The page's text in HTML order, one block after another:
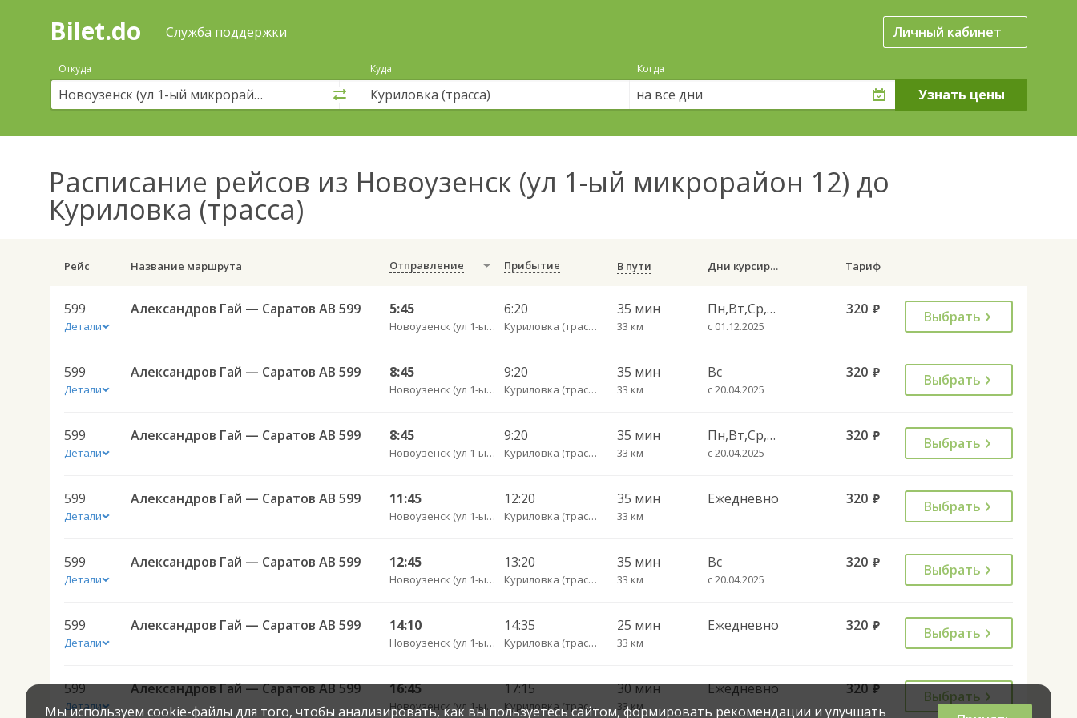
Поиск
покупка
билетов
автобус
онлайн
Bilet.do Служба поддержки Личный кабинет
Откуда Куда Когда
на все дни
Расписание рейсов из Новоузенск (ул 1-ый микрорайон 12) до
Куриловка (трасса)
Рейс Название маршрута Отправление Прибытие В пути Дни курсирования Тариф
599
Детали
Александров Гай — Саратов АВ 599 5:45
Новоузенск (ул 1-ый микрорайон 12)
6:20
Куриловка (трасса)
35 мин
33 км
Пн,Вт,Ср,Чт,Пт,Сб
с 01.12.2025
320 руб. Выбрать
599
Детали
Александров Гай — Саратов АВ 599 8:45
Новоузенск (ул 1-ый микрорайон 12)
9:20
Куриловка (трасса)
35 мин
33 км
Вс
с 20.04.2025
320 руб. Выбрать
599
Детали
Александров Гай — Саратов АВ 599 8:45
Новоузенск (ул 1-ый микрорайон 12)
9:20
Куриловка (трасса)
35 мин
33 км
Пн,Вт,Ср,Чт,Пт,Сб
с 20.04.2025
320 руб. Выбрать
599
Детали
Александров Гай — Саратов АВ 599 11:45
Новоузенск (ул 1-ый микрорайон 12)
12:20
Куриловка (трасса)
35 мин
33 км
Ежедневно 320 руб. Выбрать
599
Детали
Александров Гай — Саратов АВ 599 12:45
Новоузенск (ул 1-ый микрорайон 12)
13:20
Куриловка (трасса)
35 мин
33 км
Вс
с 20.04.2025
320 руб. Выбрать
599
Детали
Александров Гай — Саратов АВ 599 14:10
Новоузенск (ул 1-ый микрорайон 12)
14:35
Куриловка (трасса)
25 мин
33 км
Ежедневно 320 руб. Выбрать
599
Детали
Александров Гай — Саратов АВ 599 16:45
Новоузенск (ул 1-ый микрорайон 12)
17:15
Куриловка (трасса)
30 мин
33 км
Ежедневно 320 руб.
Выбрать
Мы используем cookie-файлы для того, чтобы анализировать, как вы пользуетесь сайтом, формировать рекомендации и улучшать